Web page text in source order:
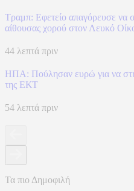
Τραμπ: Εφετείο απαγόρευσε να
αίθουσας χορού στον Λευκό
44 λεπτά πριν
ΗΠΑ: Πούλησαν ευρώ για να
της ΕΚΤ
54 λεπτά πριν
Τα πιο Δημοφιλή